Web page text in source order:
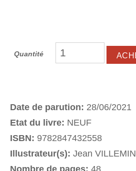
Quantité
Date de parution: 28/06/2021
Etat du livre: NEUF
ISBN: 9782847432558
Illustrateur(s): Jean VILLEMIN
Nombre de pages: 48